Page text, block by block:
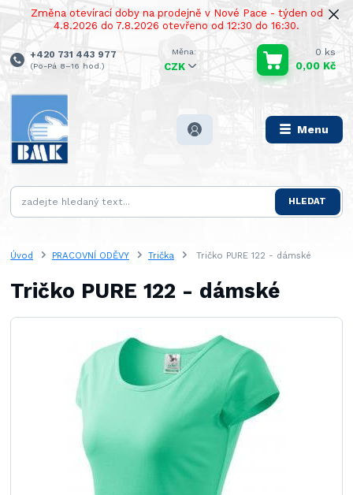
Změna otevírací doby na prodejně v Nové Pace - týden od
4.8.2026 do 7.8.2026 otevřeno od 12:30 do 16:30.
Menu
CZK
HLEDAT
+420 731 443 977
(Po-Pá 8–16 hod.)
0 ks
0,00 Kč
Úvod PRACOVNÍ ODĚVY Trička Tričko PURE 122 - dámské
Tričko PURE 122 - dámské